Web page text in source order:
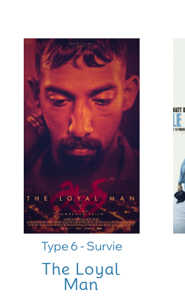
Type 6 - Survie
The Loyal
Man